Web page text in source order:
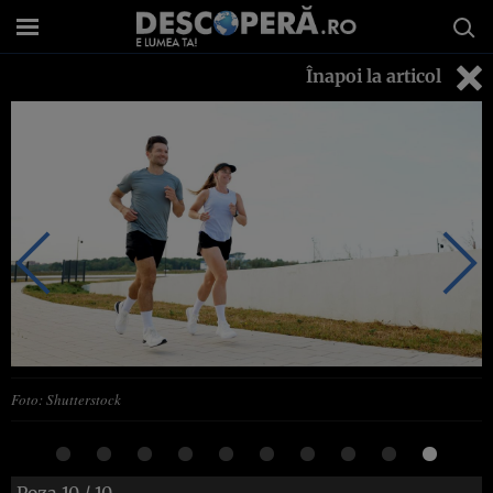
Înapoi la articol
Foto: Shutterstock